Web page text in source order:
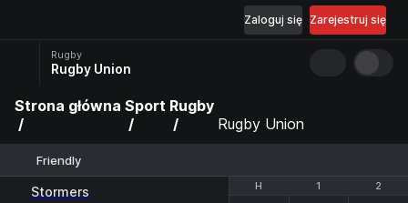
Zarejestruj się
Zaloguj się
Rugby
Rugby Union
Strona główna Sport Rugby
Rugby Union
Friendly
H 1 2
Stormers H 1 2